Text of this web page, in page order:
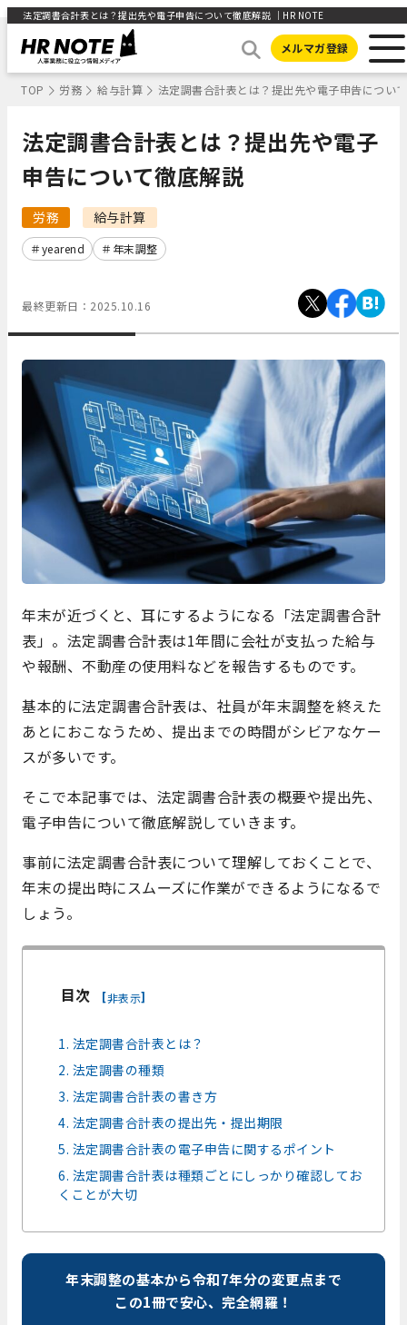
法定調書合計表とは？提出先や電子申告について徹底解説 ｜HR NOTE
メルマガ登録
TOP 労務 給与計算 法定調書合計表とは？提出先や電子申告につい
法定調書合計表とは？提出先や電子
申告について徹底解説
労務 給与計算
yearend 年末調整
最終更新日： 2025.10.16
年末が近づくと、耳にするようになる「法定調書合計
表」。法定調書合計表は1年間に会社が支払った給与
や報酬、不動産の使用料などを報告するものです。
基本的に法定調書合計表は、社員が年末調整を終えた
あとにおこなうため、提出までの時間がシビアなケー
スが多いです。
そこで本記事では、法定調書合計表の概要や提出先、
電子申告について徹底解説していきます。
事前に法定調書合計表について理解しておくことで、
年末の提出時にスムーズに作業ができるようになるで
しょう。
目次 [非表示]
1. 法定調書合計表とは？
2. 法定調書の種類
3. 法定調書合計表の書き方
4. 法定調書合計表の提出先・提出期限
5. 法定調書合計表の電子申告に関するポイント
6. 法定調書合計表は種類ごとにしっかり確認してお
くことが大切
年末調整の基本から令和7年分の変更点まで
この1冊で安心、完全網羅！